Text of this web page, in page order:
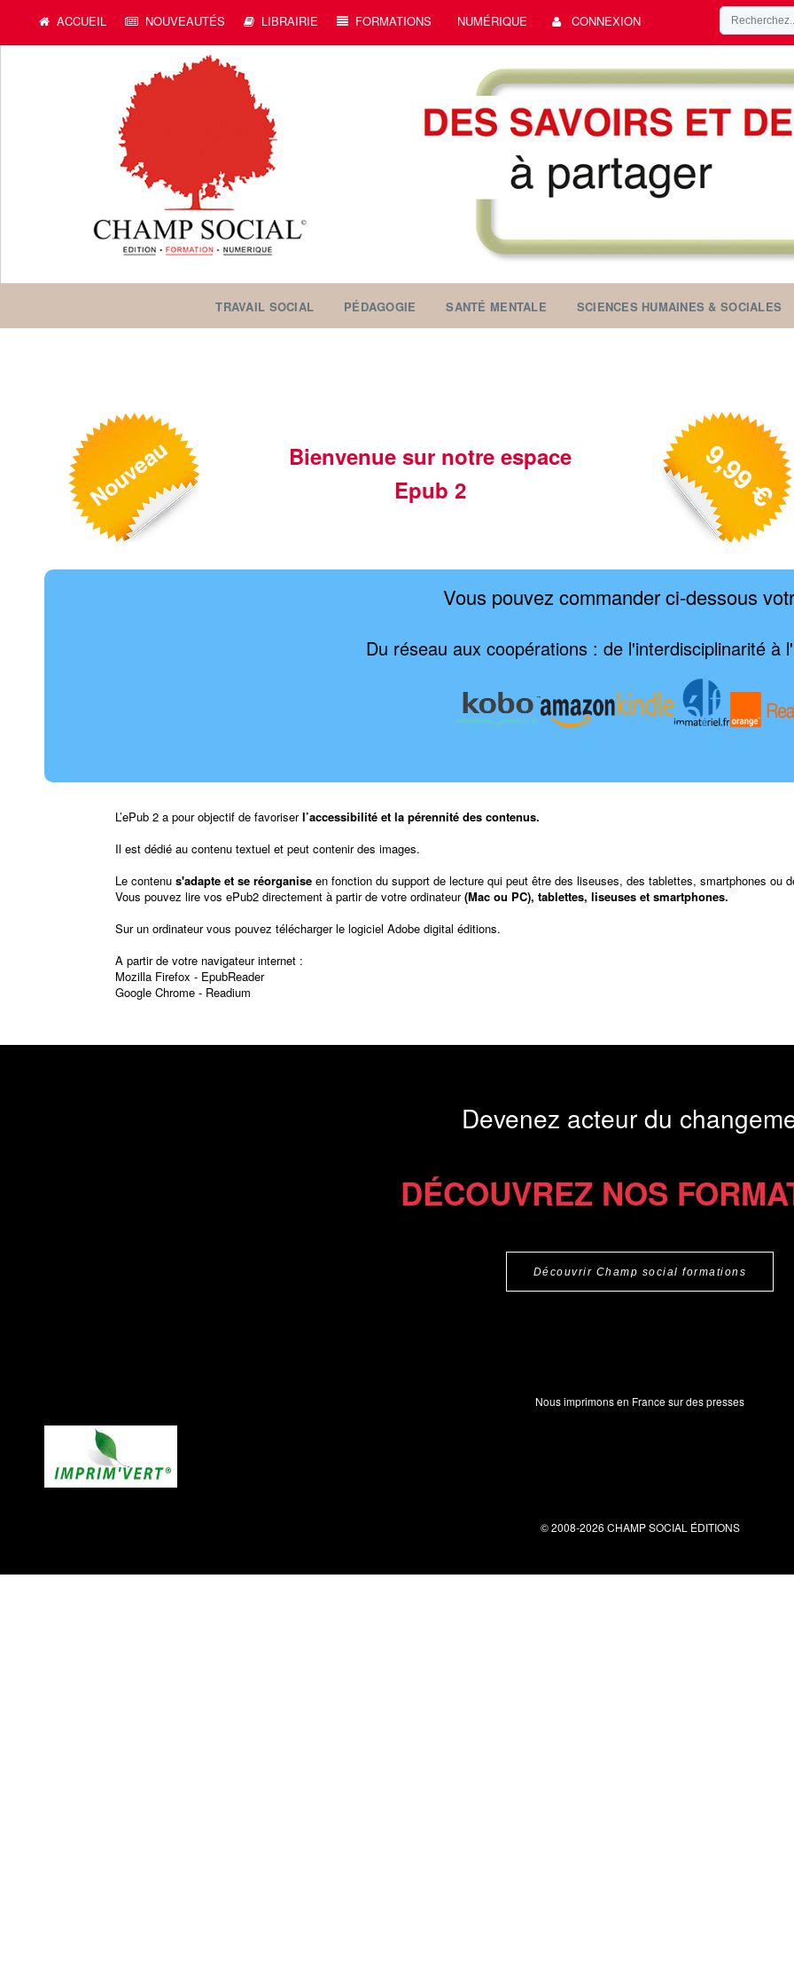
ACCUEIL NOUVEAUTÉS LIBRAIRIE FORMATIONS NUMÉRIQUE CONNEXION
TRAVAIL SOCIAL PÉDAGOGIE SANTÉ MENTALE SCIENCES HUMAINES & SOCIALES
Bienvenue sur notre espace
Epub 2
Vous pouvez commander ci-dessous
Du réseau aux coopérations : de l'interdisciplinarité à
L’ePub 2 a pour objectif de favoriserl’accessibilité et la pérennité des contenus.
Il est dédié au contenu textuel et peut contenir des images.
Le contenu s'adapte et se réorganise en fonction du support de lecture qui peut être des liseuses, des tablettes, smartphones ou
Vous pouvez lire vos ePub2 directement à partir de votre ordinateur(Mac ou PC), tablettes, liseuses et smartphones.
Sur un ordinateur vous pouvez télécharger le logiciel Adobe digital éditions.
A partir de votre navigateur internet :
Mozilla Firefox - EpubReader
Google Chrome - Readium
Devenez acteur du
DÉCOUVREZ NOS
Découvrir Champ social formations
Nous imprimons en France sur des presses
© 2008-2026 CHAMP SOCIAL ÉDITIONS